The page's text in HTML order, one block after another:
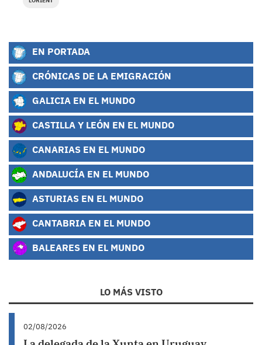
EN PORTADA
CRÓNICAS DE LA EMIGRACIÓN
GALICIA EN EL MUNDO
CASTILLA Y LEÓN EN EL MUNDO
CANARIAS EN EL MUNDO
ANDALUCÍA EN EL MUNDO
ASTURIAS EN EL MUNDO
CANTABRIA EN EL MUNDO
BALEARES EN EL MUNDO
LO MÁS VISTO
02/08/2026